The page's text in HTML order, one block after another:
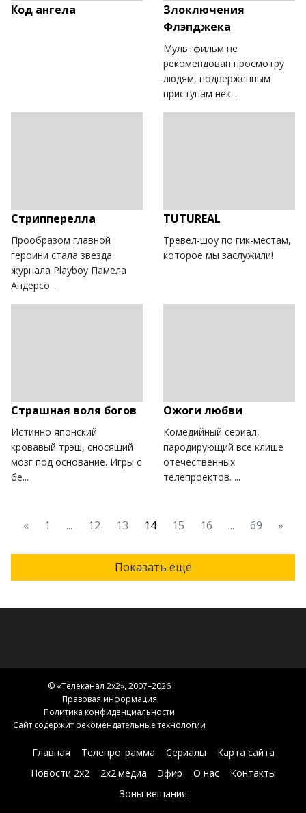
Код ангела
Злоключения
Флэпджека
Мультфильм не
рекомендован просмотру
людям, подверженным
приступам нек...
Стрипперелла
Прообразом главной
героини стала звезда
журнала Playboy Памела
Андерсо...
TUTUREAL
Тревел-шоу по гик-местам,
которое мы заслужили!
Страшная воля богов
Истинно японский
кровавый трэш, сносящий
мозг под основание. Игры с
бе...
Ожоги любви
Комедийный сериал,
пародирующий все клише
отечественных
телепроектов. ...
« 1 ... 12 13 14 15 16 ... 69 »
Показать еще
© «Телеканал 2x2», 2007–2026
Правовая информация
Политика конфиденциальности
Сайт содержит рекомендательные технологии
Главная Телепрограмма Сериалы
Карта сайта
Новости 2х2
2х2.медиа Эфир О нас
Контакты
Зоны вещания